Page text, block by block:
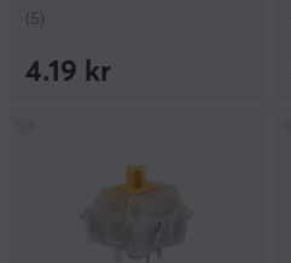
(5)
4.19 kr